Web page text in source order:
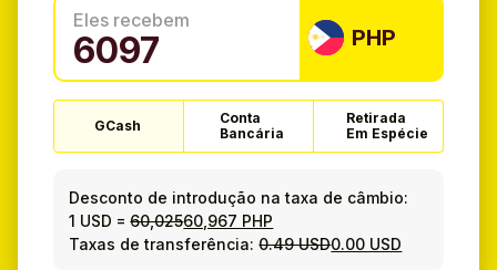
Eles recebem
PHP
GCash
Conta
Bancária
Retirada
Em Espécie
Desconto de introdução na taxa de câmbio:
1 USD =60,02560,967 PHP
Taxas de transferência:0.49 USD0.00 USD